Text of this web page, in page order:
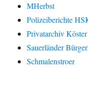
MHerbst
Polizeiberichte
Privatarchiv
Sauerländer
Schmalenstroer